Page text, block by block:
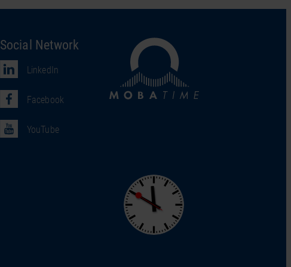
Social Network
LinkedIn
Facebook
YouTube